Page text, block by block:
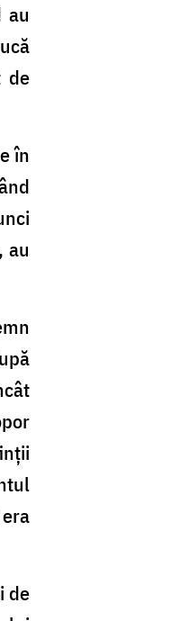
au
de
în
au
de